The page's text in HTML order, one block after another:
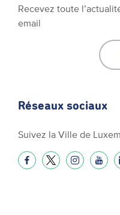
Recevez toute
email
Réseaux sociaux
Suivez la Ville de